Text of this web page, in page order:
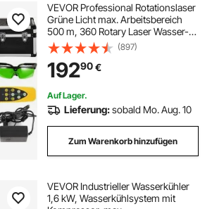
VEVOR Professional Rotationslaser
Grüne Licht max. Arbeitsbereich
500 m, 360 Rotary Laser Wasser-
und staubdicht außenbereich
Arbeitszeit 20 Stunden in
Handwerkerkoffer 2 kg
Fernbedienung mit Zubehor
(897)
19290€
Auf Lager.
Lieferung:sobald Mo. Aug. 10
Zum Warenkorb hinzufügen
VEVOR Industrieller Wasserkühler
1,6 kW, Wasserkühlsystem mit